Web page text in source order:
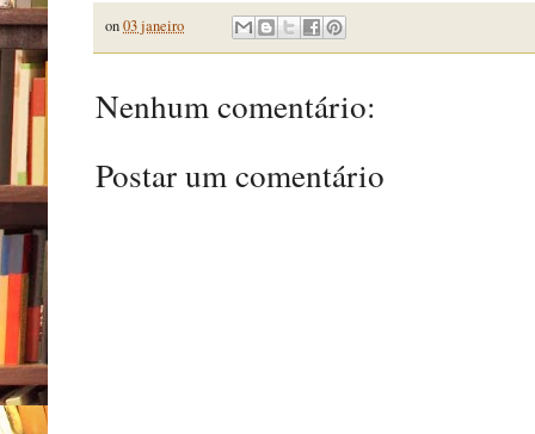
on03 janeiro
Nenhum comentário:
Postar um comentário